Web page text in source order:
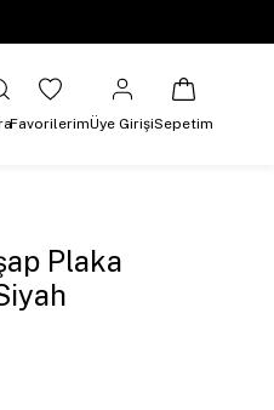
FavorilerimÜye GirişiSepetim
Plaka